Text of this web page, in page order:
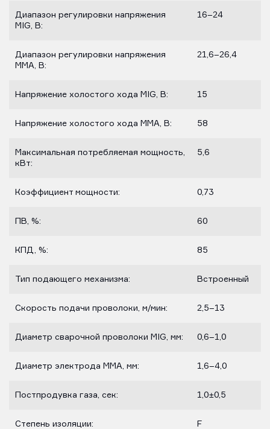
Диапазон регулировки напряжения
MIG, B:
16–24
Диапазон регулировки напряжения
MMA, В:
21,6–26,4
Напряжение холостого хода МIG, В: 15
Напряжение холостого хода ММА, В: 58
Максимальная потребляемая мощность,
кВт:
5,6
Коэффициент мощности: 0,73
ПВ, %: 60
КПД, %: 85
Тип подающего механизма: Встроенный
Скорость подачи проволоки, м/мин: 2,5–13
Диаметр сварочной проволоки MIG, мм: 0,6–1,0
Диаметр электрода MMA, мм: 1,6–4,0
Постпродувка газа, сек: 1,0±0,5
Степень изоляции: F